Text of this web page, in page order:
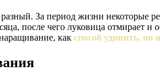
За период жизни некоторые
после чего луковица отмирает
как способ удивить, но